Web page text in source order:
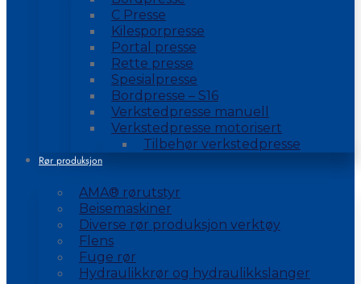
C Presse
Kilesporpresse
Portal presse
Rette presse
Spesialpresse
Bordpresse – S16
Verkstedpresse manuell
Verkstedpresse motorisert
Tilbehør verkstedpresse
Rør produksjon
AMA® rørutstyr
Beisemaskiner
Diverse rør produksjon verktøy
Flens
Fuge rør
Hydraulikkrør og hydraulikkslanger